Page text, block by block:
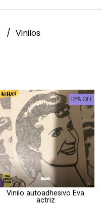
Vinilos
12% OFF
Vinilo autoadhesivo Eva
actriz